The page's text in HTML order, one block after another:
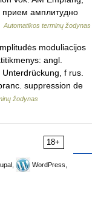
прием амплитудно
Automatikos terminų žodynas
moduliacijos
angl.
f rus.
suppression de
žodynas
18+
WordPress,